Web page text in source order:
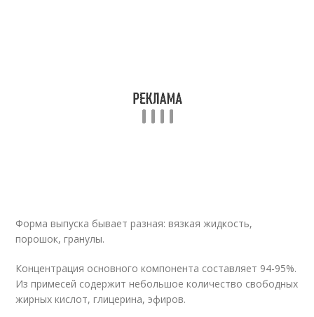
Форма выпуска бывает разная: вязкая жидкость,
порошок, гранулы.
Концентрация основного компонента составляет 94-95%.
Из примесей содержит небольшое количество свободных
жирных кислот, глицерина, эфиров.